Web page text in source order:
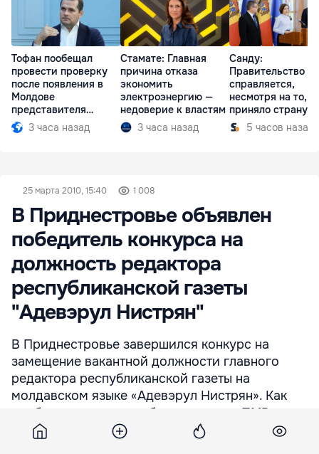
Тофан пообещал
провести проверку
после появления в
Молдове
представителя
Южной Осетии
3 часа назад
Стамате: Главная
причина отказа
экономить
электроэнергию —
недоверие к властям
3 часа назад
Санду:
Правительство
справляется,
несмотря на то,
приняло страну в
разгар кризиса
5 часов назад
25 марта 2010, 15:40 1 008
В Приднестровье объявлен
победитель конкурса на
должность редактора
республиканской газеты
"Адевэрул Нистрян"
В Приднестровье завершился конкурс на
замещение вакантной должности главного
редактора республиканской газеты на
молдавском языке «Адевэрул Нистрян». Как
сообщает пресс-служба президента ПМР,
сегодня победивший кандидат – Владимир